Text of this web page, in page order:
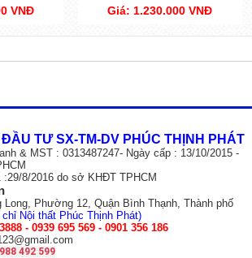
VNĐ Giá: 1.230.000 VNĐ
TƯ SX-TM-DV PHÚC THỊNH PHÁT
& MST : 0313487247- Ngày cấp : 13/10/2015 -
8/2016 do sở KHĐT TPHCM
Long, Phường 12, Quận Bình Thạnh, Thành phố
Nội thất Phúc Thịnh Phát)
- 0939 695 569 - 0901 356 186
492 599